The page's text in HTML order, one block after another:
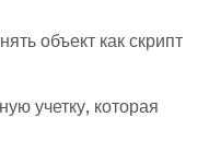
объект как скрипт
учетку, которая